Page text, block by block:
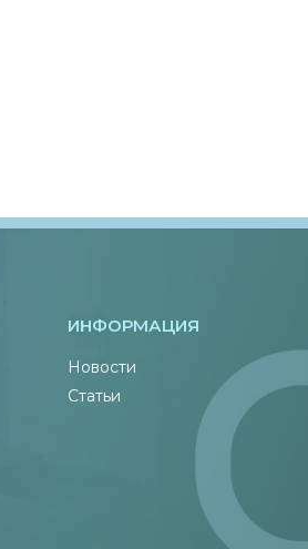
ИНФОРМАЦИЯ
Новости
Статьи